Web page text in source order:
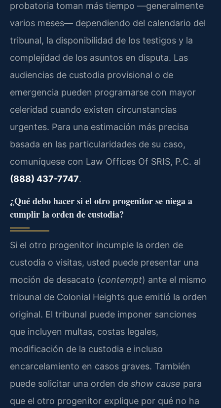
probatoria toman más tiempo —generalmente
varios meses— dependiendo del calendario del
tribunal, la disponibilidad de los testigos y la
complejidad de los asuntos en disputa. Las
audiencias de custodia provisional o de
emergencia pueden programarse con mayor
celeridad cuando existen circunstancias
urgentes. Para una estimación más precisa
basada en las particularidades de su caso,
comuníquese con Law Offices Of SRIS, P.C. al
(888) 437-7747.
¿Qué debo hacer si el otro progenitor se niega a
cumplir la orden de custodia?
Si el otro progenitor incumple la orden de
custodia o visitas, usted puede presentar una
moción de desacato (contempt) ante el mismo
tribunal de Colonial Heights que emitió la orden
original. El tribunal puede imponer sanciones
que incluyen multas, costas legales,
modificación de la custodia e incluso
encarcelamiento en casos graves. También
puede solicitar una orden de show cause para
que el otro progenitor explique por qué no ha